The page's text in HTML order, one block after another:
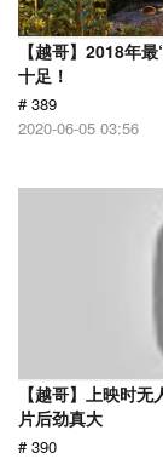
【越哥】2018年
十足！
# 389
2020-06-05 03:56
【越哥】上映时
片后劲真大
# 390